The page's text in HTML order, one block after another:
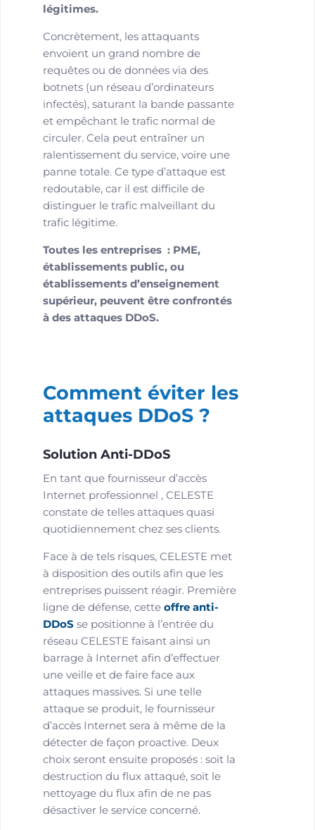
légitimes.
Concrètement, les attaquants
envoient un grand nombre de
requêtes ou de données via des
botnets (un réseau d’ordinateurs
infectés), saturant la bande passante
et empêchant le trafic normal de
circuler. Cela peut entraîner un
ralentissement du service, voire une
panne totale. Ce type d’attaque est
redoutable, car il est difficile de
distinguer le trafic malveillant du
trafic légitime.
Toutes les entreprises : PME,
établissements public, ou
établissements d’enseignement
supérieur, peuvent être confrontés
à des attaques DDoS.
Comment éviter les
attaques DDoS ?
Solution Anti-DDoS
En tant que fournisseur d’accès
Internet professionnel , CELESTE
constate de telles attaques quasi
quotidiennement chez ses clients.
Face à de tels risques, CELESTE met
à disposition des outils afin que les
entreprises puissent réagir. Première
ligne de défense, cette offre anti-
DDoS se positionne à l’entrée du
réseau CELESTE faisant ainsi un
barrage à Internet afin d’effectuer
une veille et de faire face aux
attaques massives. Si une telle
attaque se produit, le fournisseur
d’accès Internet sera à même de la
détecter de façon proactive. Deux
choix seront ensuite proposés : soit la
destruction du flux attaqué, soit le
nettoyage du flux afin de ne pas
désactiver le service concerné.